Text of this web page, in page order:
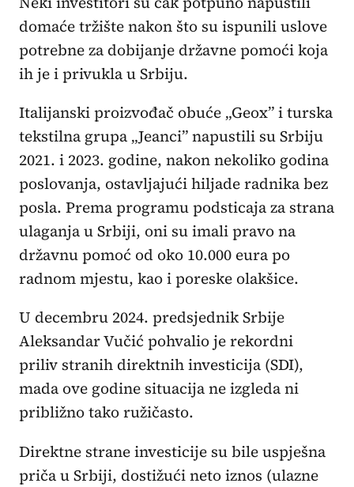
domaće tržište nakon što su ispunili uslove
potrebne za dobijanje državne pomoći koja
ih je i privukla u Srbiju.
Italijanski proizvođač obuće „Geox” i turska
tekstilna grupa „Jeanci” napustili su Srbiju
2021. i 2023. godine, nakon nekoliko godina
poslovanja, ostavljajući hiljade radnika bez
posla. Prema programu podsticaja za strana
ulaganja u Srbiji, oni su imali pravo na
državnu pomoć od oko 10.000 eura po
radnom mjestu, kao i poreske olakšice.
U decembru 2024. predsjednik Srbije
Aleksandar Vučić pohvalio je rekordni
priliv stranih direktnih investicija (SDI),
mada ove godine situacija ne izgleda ni
približno tako ružičasto.
Direktne strane investicije su bile uspješna
priča u Srbiji, dostižući neto iznos (ulazne